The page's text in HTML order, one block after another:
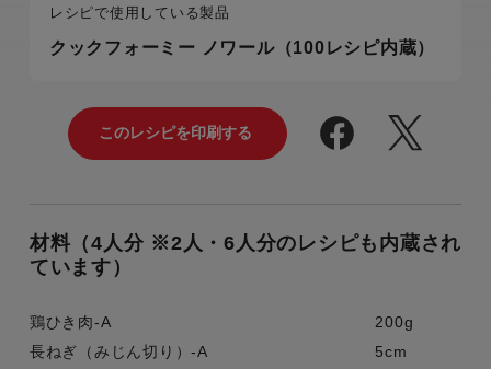
レシピで使用している製品
クックフォーミー ノワール（100レシピ内蔵）
材料（4人分 ※2人・6人分のレシピも内蔵され
ています）
鶏ひき肉-A
200g
長ねぎ（みじん切り）-A
5cm